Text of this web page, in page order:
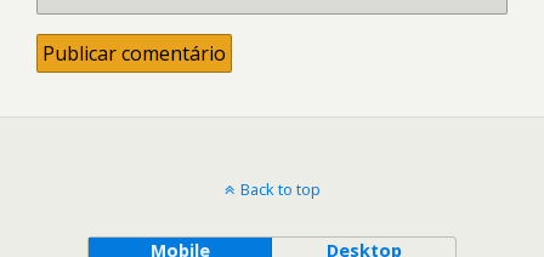
Back to top
Mobile Desktop